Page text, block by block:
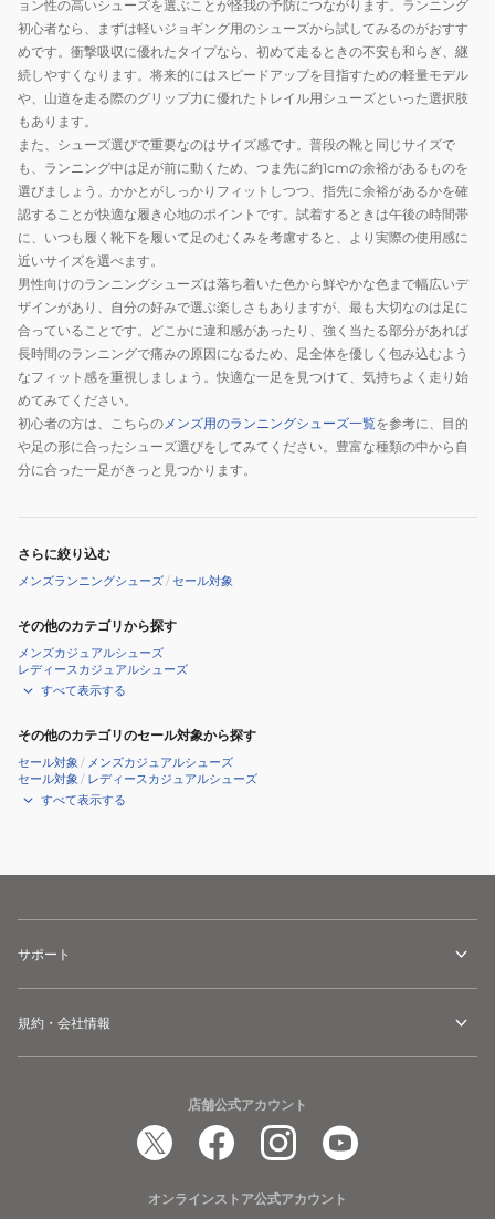
シ
ル
バ
ー
246215-
WSL
ス
ポ
ー
ツ
シ
ュ
ー
ズ
イ
ト
ブ
ル
246220-
WAQ
ス
ポ
ー
ツ
シ
ュ
ー
ズ
ア
ー
チ
フ
ィ
ッ
ト
グ
ラ
イ
ド
ス
テ
ッ
プ
221120-
OLV
ョン性の高いシューズを選ぶことが怪我の予防につながります。ランニング
初心者なら、まずは軽いジョギング用のシューズから試してみるのがおすす
めです。衝撃吸収に優れたタイプなら、初めて走るときの不安も和らぎ、継
続しやすくなります。将来的にはスピードアップを目指すための軽量モデル
や、山道を走る際のグリップ力に優れたトレイル用シューズといった選択肢
もあります。
また、シューズ選びで重要なのはサイズ感です。普段の靴と同じサイズで
も、ランニング中は足が前に動くため、つま先に約1cmの余裕があるものを
選びましょう。かかとがしっかりフィットしつつ、指先に余裕があるかを確
認することが快適な履き心地のポイントです。試着するときは午後の時間帯
に、いつも履く靴下を履いて足のむくみを考慮すると、より実際の使用感に
近いサイズを選べます。
男性向けのランニングシューズは落ち着いた色から鮮やかな色まで幅広いデ
ザインがあり、自分の好みで選ぶ楽しさもありますが、最も大切なのは足に
合っていることです。どこかに違和感があったり、強く当たる部分があれば
長時間のランニングで痛みの原因になるため、足全体を優しく包み込むよう
なフィット感を重視しましょう。快適な一足を見つけて、気持ちよく走り始
めてみてください。
初心者の方は、こちらのメンズ用のランニングシューズ一覧を参考に、目的
や足の形に合ったシューズ選びをしてみてください。豊富な種類の中から自
分に合った一足がきっと見つかります。
さらに絞り込む
メンズランニングシューズ/セール対象
その他のカテゴリから探す
メンズカジュアルシューズ
レディースカジュアルシューズ
すべて表示する
その他のカテゴリのセール対象から探す
セール対象 / メンズカジュアルシューズ
セール対象 / レディースカジュアルシューズ
すべて表示する
サポート
規約・会社情報
店舗公式アカウント
オンラインストア公式アカウント